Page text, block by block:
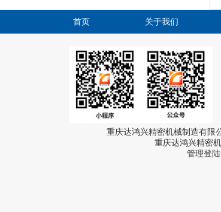
首页 关于我们
重庆达鸿兴精密机械制造有限
重庆达鸿兴精密
管理登陆